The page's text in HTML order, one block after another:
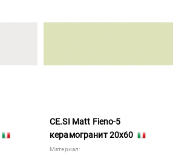
CE.SI Matt Fieno-5
керамогранит 20x60
Материал: